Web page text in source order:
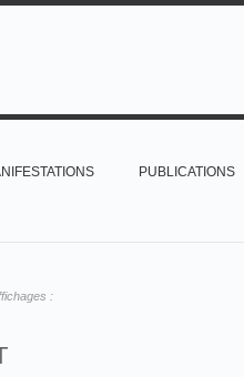
PUBLICATIONS
: